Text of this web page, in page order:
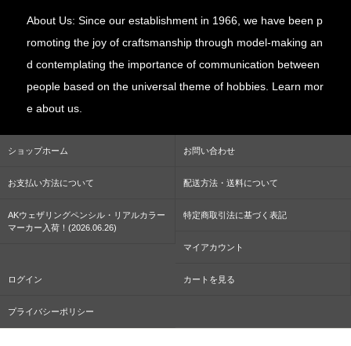
About Us: Since our establishment in 1966, we have been p
romoting the joy of craftsmanship through model-making an
d contemplating the importance of communication between
people based on the universal theme of hobbies. Learn mor
e about us.
ショップホーム お問い合わせ
お支払い方法について 配送方法・送料について
AKウェザリングペンシル・リアルカラー
マーカー入荷！(2026.06.26)
特定商取引法に基づく表記
マイアカウント
ログイン カートを見る
プライバシーポリシー